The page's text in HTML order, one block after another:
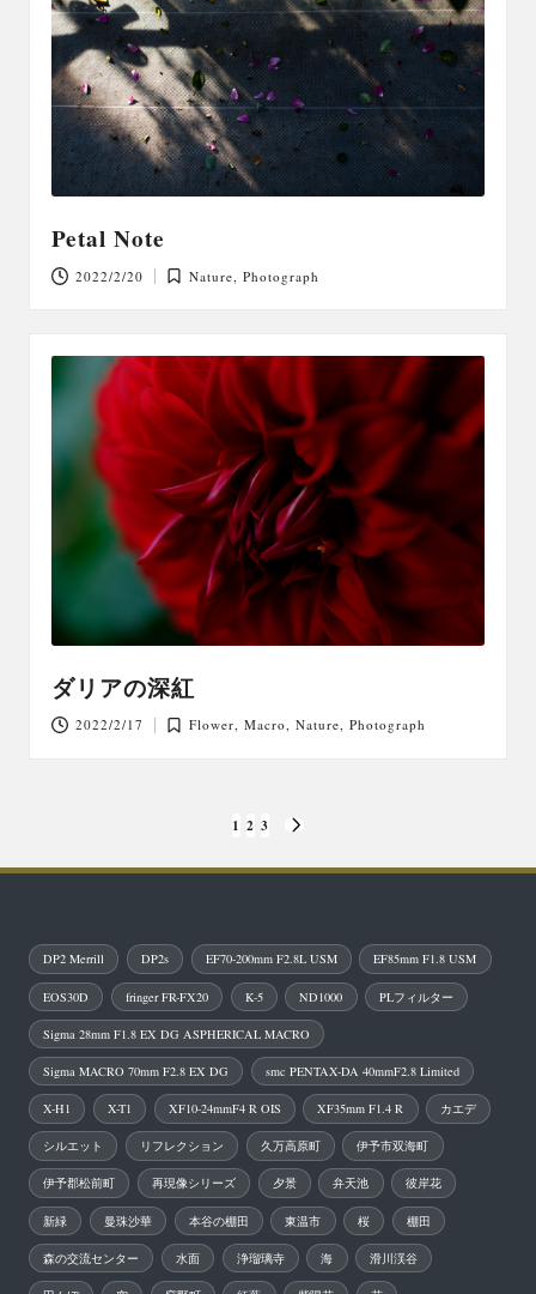
Petal Note
2022/2/20
Posted
Nature ,Photograph
ダリアの深紅
2022/2/17
Posted
Flower,Macro,Nature,Photograph
稿
ペ
ー
ジ
送
り
1 2 3
DP2 Merrill DP2s EF70-200mm F2.8L USM EF85mm F1.8 USM
EOS30D fringer FR-FX20 K-5 ND1000 PLフィルター
Sigma 28mm F1.8 EX DG ASPHERICAL MACRO
Sigma MACRO 70mm F2.8 EX DG smc PENTAX-DA 40mmF2.8 Limited
X-H1 X-T1 XF10-24mmF4 R OIS XF35mm F1.4 R カエデ
シルエット リフレクション 久万高原町 伊予市双海町
伊予郡松前町 再現像シリーズ 夕景 弁天池 彼岸花
新緑 曼珠沙華 本谷の棚田 東温市 桜 棚田
森の交流センター 水面 浄瑠璃寺 海 滑川渓谷